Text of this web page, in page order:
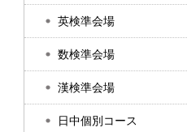
英検準会場
数検準会場
漢検準会場
日中個別コース